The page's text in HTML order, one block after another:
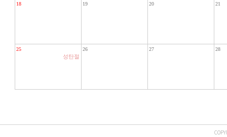
18 19 20 21
25
성탄절
26 27 28